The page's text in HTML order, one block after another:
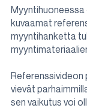
Myyntihuoneessa
kuvaamat
myyntihanketta
Referenssivideon
vievät
sen vaikutus voi